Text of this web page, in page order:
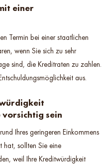
einer
Termin bei einer staatlichen
wenn Sie sich zu sehr
sind, die Kreditraten zu zahlen.
aus.
sein
Ihres geringeren Einkommens
hat, sollten Sie eine
weil Ihre Kreditwürdigkeit